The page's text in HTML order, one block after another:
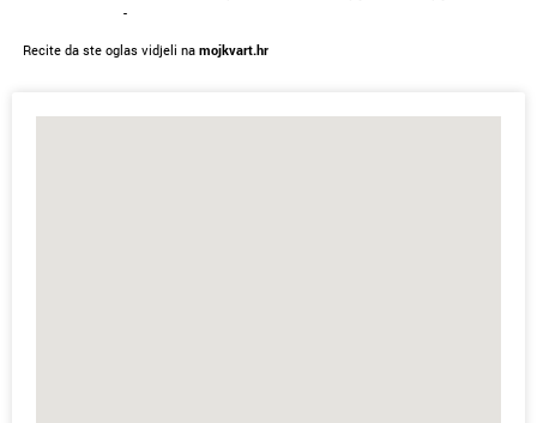
-
Recite da ste oglas vidjeli na mojkvart.hr